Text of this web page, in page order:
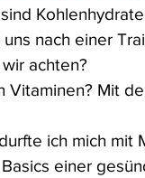
nach einer
achten?
Vitaminen? Mit
ich mich mit
einer